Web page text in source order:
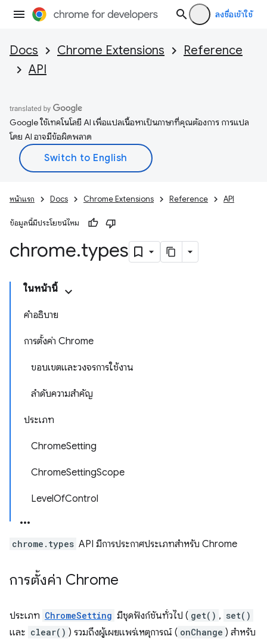
ลงชื่อเข้าใช้
Docs Chrome Extensions
Reference
API
Google ใช้เทคโนโลยี AI เพื่อแปลเนื้อหาเป็นภาษาที่คุณต้องการ การแปล
โดย AI อาจมีข้อผิดพลาด
หน้าแรก Docs Chrome Extensions Reference API
ข้อมูลนี้มีประโยชน์ไหม
chrome.types
ในหน้านี้
คำอธิบาย
การตั้งค่า Chrome
ขอบเขตและวงจรการใช้งาน
ลำดับความสำคัญ
ประเภท
ChromeSetting
ChromeSettingScope
LevelOfControl
chrome.types API มีการประกาศประเภทสำหรับ Chrome
การตั้งค่า Chrome
ประเภท ChromeSetting มีชุดฟังก์ชันทั่วไป ( get() , set()
และ clear() ) รวมถึงผู้เผยแพร่เหตุการณ์ ( onChange ) สำหรับ